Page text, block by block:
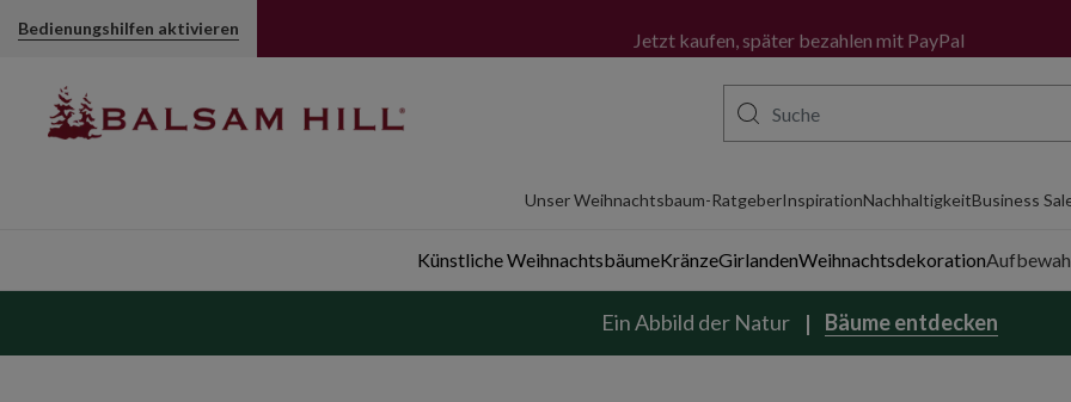
Bedienungshilfen aktivieren
Unser Weihnachtsbaum-RatgeberInspirationNachhaltigkeitBusiness
Künstliche WeihnachtsbäumeKränzeGirlandenWeihnachtsdekoration
Ein Abbild der Natur Bäume entdecken